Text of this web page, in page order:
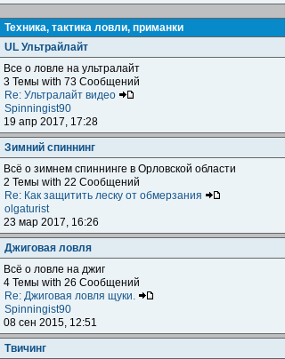
Техника, тактика ловли, приманки
UL Ультрайлайт
Все о ловле на ультралайт
3 Темы with 73 Сообщений
Re: Ультралайт видео
Spinningist90
19 апр 2017, 17:28
Зимний спиннинг
Всё о зимнем спиннинге в Орловской области
2 Темы with 22 Сообщений
Re: Как защитить леску от обмерзания
olgaturist
23 мар 2017, 16:26
Джиговая ловля
Всё о ловле на джиг
4 Темы with 26 Сообщений
Re: Джиговая ловля щуки.
Spinningist90
08 сен 2015, 12:51
Твичинг